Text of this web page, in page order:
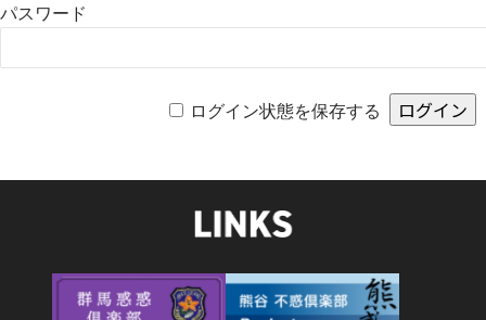
パスワード
ログイン状態を保存する